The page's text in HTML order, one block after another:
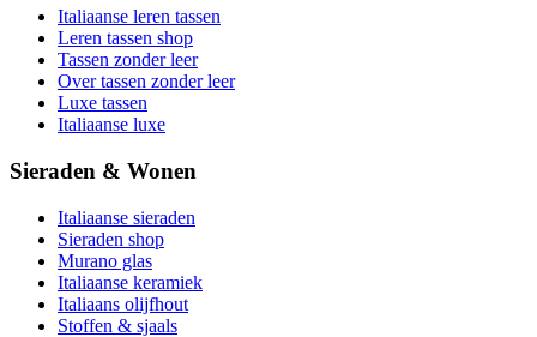
Italiaanse leren tassen
Leren tassen shop
Tassen zonder leer
Over tassen zonder leer
Luxe tassen
Italiaanse luxe
Sieraden & Wonen
Italiaanse sieraden
Sieraden shop
Murano glas
Italiaanse keramiek
Italiaans olijfhout
Stoffen & sjaals